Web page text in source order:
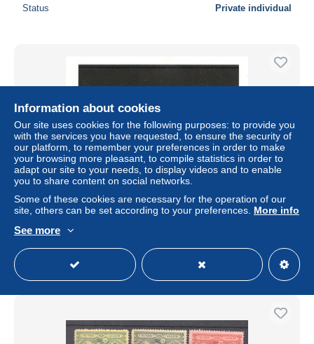
Status Private individual
1954 P.A.N° Y/T : 21 **
Private individual
Information about cookies
Our site uses cookies for the following purposes: to provide you
with the services you have requested, to ensure the security of
our platform, to remember your preferences in order to make
your browsing more pleasant, to compile statistics in order to
adapt our site to your needs, to display videos and to enable
you to share content on social networks.
Some of these cookies are necessary for the operation of our
site, others can be set according to your preferences. More info
See more